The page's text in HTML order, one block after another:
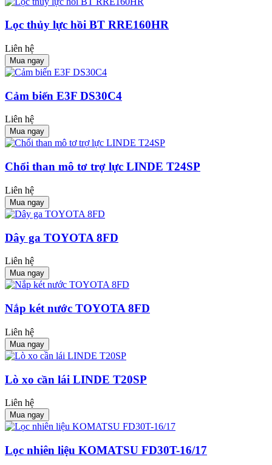
Lọc thủy lực hồi BT RRE160HR
Liên hệ
Mua ngay
Cảm biến E3F DS30C4
Liên hệ
Mua ngay
Chổi than mô tơ trợ lực LINDE T24SP
Liên hệ
Mua ngay
Dây ga TOYOTA 8FD
Liên hệ
Mua ngay
Nắp két nước TOYOTA 8FD
Liên hệ
Mua ngay
Lò xo cần lái LINDE T20SP
Liên hệ
Mua ngay
Lọc nhiên liệu KOMATSU FD30T-16/17